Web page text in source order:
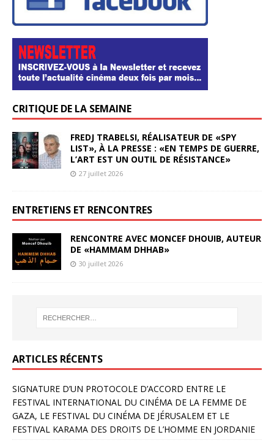
CRITIQUE DE LA SEMAINE
FREDJ TRABELSI, RÉALISATEUR DE «SPY
LIST», À LA PRESSE : «EN TEMPS DE GUERRE,
L’ART EST UN OUTIL DE RÉSISTANCE»
27 juillet 2026
ENTRETIENS ET RENCONTRES
RENCONTRE AVEC MONCEF DHOUIB, AUTEUR
DE «HAMMAM DHHAB»
30 juillet 2026
ARTICLES RÉCENTS
SIGNATURE D’UN PROTOCOLE D’ACCORD ENTRE LE
FESTIVAL INTERNATIONAL DU CINÉMA DE LA FEMME DE
GAZA, LE FESTIVAL DU CINÉMA DE JÉRUSALEM ET LE
FESTIVAL KARAMA DES DROITS DE L’HOMME EN JORDANIE